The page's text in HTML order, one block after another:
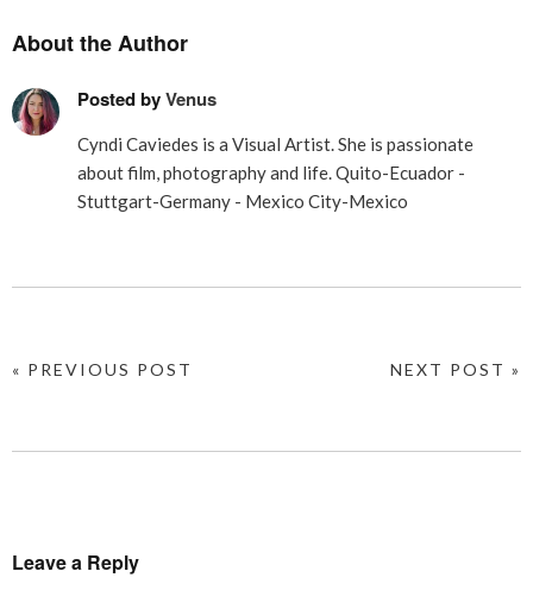
About the Author
Posted byVenus
Cyndi Caviedes is a Visual Artist. She is passionate
about film, photography and life. Quito-Ecuador -
Stuttgart-Germany - Mexico City-Mexico
NEXT POST »
« PREVIOUS POST
Leave a Reply